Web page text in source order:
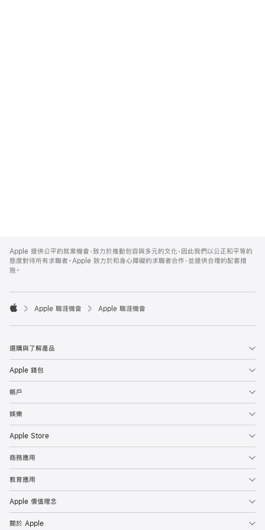
Footer
Apple 提供公平的就業機會，致力於推動包容與多元的文化，因此我們以公正和平等的
態度對待所有求職者。Apple 致力於和身心障礙的求職者合作，並提供合理的配套措
施。

Apple 職涯機會 Apple 職涯機會
選購與了解產品
Apple 錢包
帳戶
娛樂
Apple Store
商務應用
教育應用
Apple 價值理念
關於 Apple